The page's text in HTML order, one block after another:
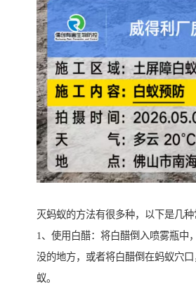
灭蚂蚁的方法有很多种，以下是几种
1、使用白醋：将白醋倒入喷雾瓶中
没的地方，或者将白醋倒在蚂蚁穴
蚁。